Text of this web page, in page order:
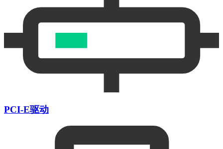
PCI-E驱动